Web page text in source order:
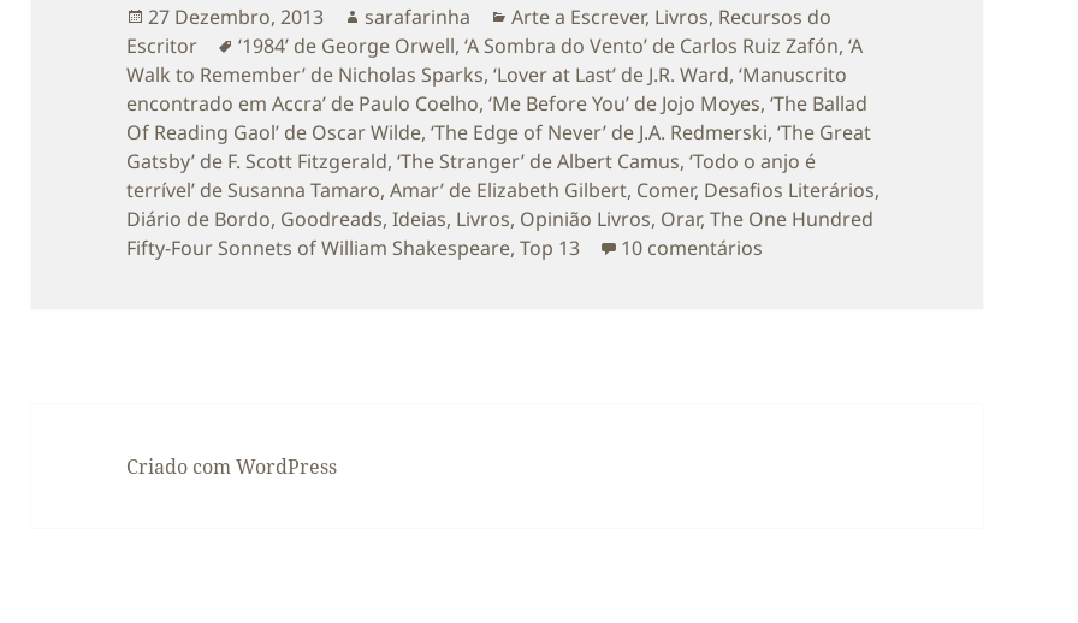
Publicado
a
27 Dezembro, 2013 Autor
sarafarinha Categorias
Arte a Escrever, Livros, Recursos do
Escritor
Etiquetas
‘1984’ de George Orwell,‘A Sombra do Vento’ de Carlos Ruiz Zafón,‘A
Walk to Remember’ de Nicholas Sparks,‘Lover at Last’ de J.R. Ward,‘Manuscrito
encontrado em Accra’ de Paulo Coelho,‘Me Before You’ de Jojo Moyes,‘The Ballad
Of Reading Gaol’ de Oscar Wilde,‘The Edge of Never’ de J.A. Redmerski,‘The Great
Gatsby’ de F. Scott Fitzgerald,‘The Stranger’ de Albert Camus,‘Todo o anjo é
terrível’ de Susanna Tamaro,Amar’ de Elizabeth Gilbert, Comer, Desafios Literários,
Diário de Bordo, Goodreads,Ideias, Livros, Opinião Livros, Orar,The One Hundred
Fifty-Four Sonnets of William Shakespeare,Top 13 10 comentários
Criado com WordPress